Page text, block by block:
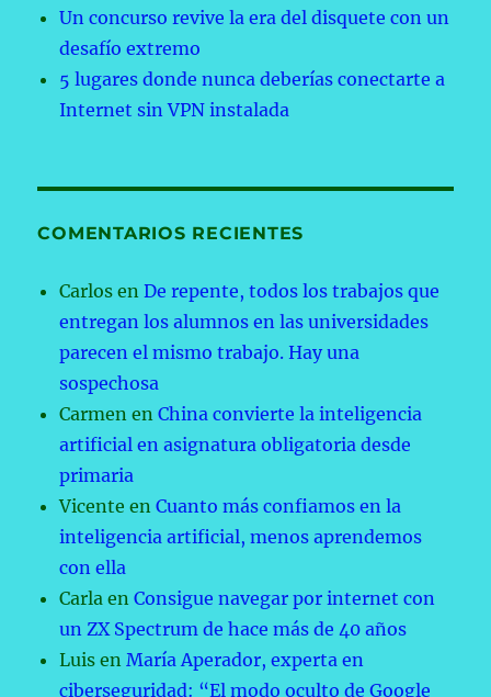
Un concurso revive la era del disquete con un
desafío extremo
5 lugares donde nunca deberías conectarte a
Internet sin VPN instalada
COMENTARIOS RECIENTES
Carlos enDe repente, todos los trabajos que
entregan los alumnos en las universidades
parecen el mismo trabajo. Hay una
sospechosa
Carmen enChina convierte la inteligencia
artificial en asignatura obligatoria desde
primaria
Vicente enCuanto más confiamos en la
inteligencia artificial, menos aprendemos
con ella
Carla enConsigue navegar por internet con
un ZX Spectrum de hace más de 40 años
Luis enMaría Aperador, experta en
ciberseguridad: “El modo oculto de Google